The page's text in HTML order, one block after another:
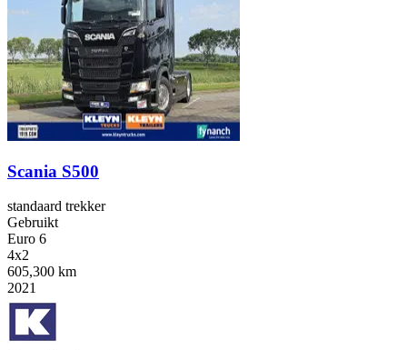
Scania S500
standaard trekker
Gebruikt
Euro 6
4x2
605,300 km
2021